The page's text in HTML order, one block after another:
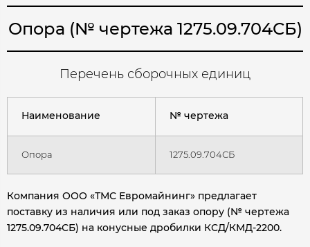
Опора (№ чертежа 1275.09.704СБ)
Перечень сборочных единиц
Наименование № чертежа
Опора 1275.09.704СБ
Компания ООО «ТМС Евромайнинг» предлагает
поставку из наличия или под заказ опору (№ чертежа
1275.09.704СБ) на конусные дробилки КСД/КМД-2200.